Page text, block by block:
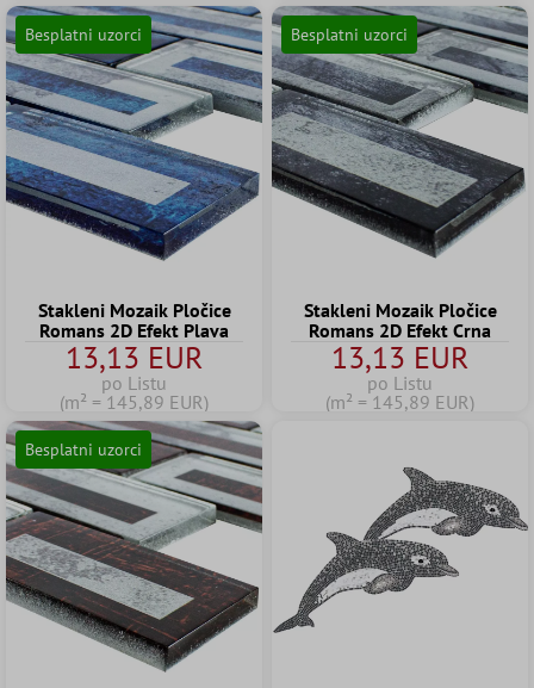
Besplatni uzorci
Stakleni Mozaik Pločice
Romans 2D Efekt Plava
13,13 EUR
po Listu
(m² = 145,89 EUR)
Besplatni uzorci
Stakleni Mozaik Pločice
Romans 2D Efekt Crna
13,13 EUR
po Listu
(m² = 145,89 EUR)
Besplatni uzorci